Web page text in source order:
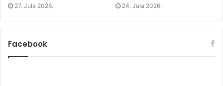
27. Jula 2026. 24. Jula 2026.
Facebook